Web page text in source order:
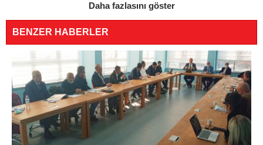
Daha fazlasını göster
BENZER HABERLER